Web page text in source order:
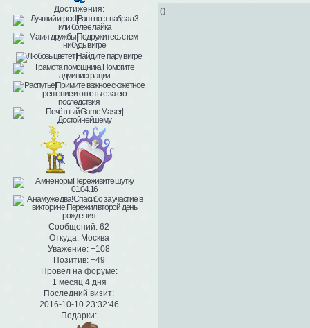
Достижения:
Сообщений: 62
Откуда:Москва
Уважение: +108
Позитив: +49
Провел на форуме:
1 месяц 4 дня
Последний визит:
2016-10-10 23:32:46
Подарки:
0